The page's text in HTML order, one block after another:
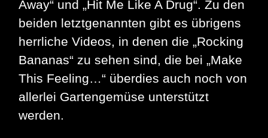
Away“ und „Hit Me Like A Drug“. Zu den
beiden letztgenannten gibt es übrigens
herrliche Videos, in denen die „Rocking
Bananas“ zu sehen sind, die bei „Make
This Feeling…“ überdies auch noch von
allerlei Gartengemüse unterstützt
werden.